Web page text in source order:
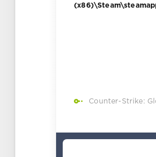
Counter-Strike: